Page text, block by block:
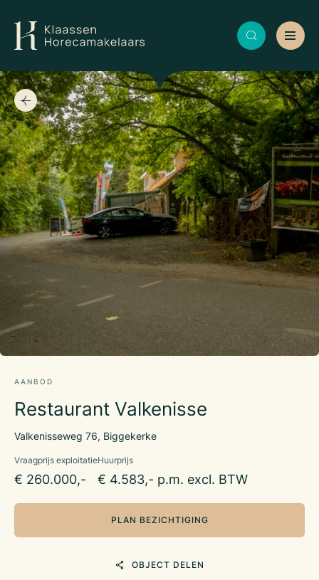
AANBOD
Restaurant Valkenisse
Valkenisseweg 76, Biggekerke
Vraagprijs exploitatie
€ 260.000,-
Huurprijs
€ 4.583,- p.m. excl. BTW
PLAN BEZICHTIGING
OBJECT DELEN